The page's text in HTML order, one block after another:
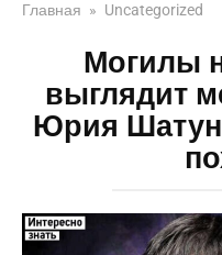
Главная » Uncategorized
Могилы
выглядит
Юрия